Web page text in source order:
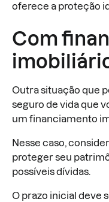
oferece a proteção
Com
Outra situação que
seguro de vida que
um financiamento
Nesse caso,
proteger seu
possíveis dívidas.
O prazo inicial deve